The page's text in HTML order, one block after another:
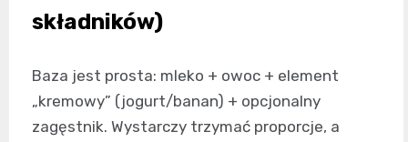
składników)
Baza jest prosta: mleko + owoc + element
„kremowy” (jogurt/banan) + opcjonalny
zagęstnik. Wystarczy trzymać proporcje, a